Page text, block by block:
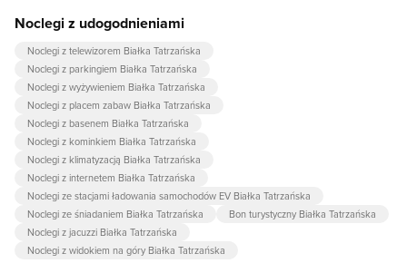
Noclegi z udogodnieniami
Noclegi z telewizorem Białka Tatrzańska
Noclegi z parkingiem Białka Tatrzańska
Noclegi z wyżywieniem Białka Tatrzańska
Noclegi z placem zabaw Białka Tatrzańska
Noclegi z basenem Białka Tatrzańska
Noclegi z kominkiem Białka Tatrzańska
Noclegi z klimatyzacją Białka Tatrzańska
Noclegi z internetem Białka Tatrzańska
Noclegi ze stacjami ładowania samochodów EV Białka Tatrzańska
Noclegi ze śniadaniem Białka Tatrzańska
Bon turystyczny Białka Tatrzańska
Noclegi z jacuzzi Białka Tatrzańska
Noclegi z widokiem na góry Białka Tatrzańska